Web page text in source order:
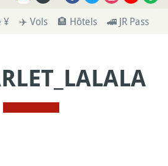
¥ ✈️ Vols 🏨 Hôtels 🚄 JR Pass